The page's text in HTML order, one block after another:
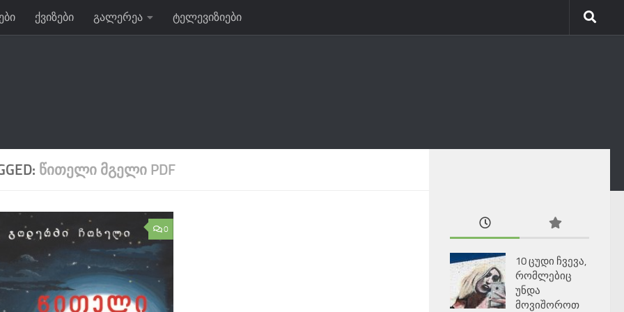
ქვიზები გალერეა ტელევიზიები
ᲬᲘᲗᲔᲚᲘ ᲛᲒᲔᲚᲘ PDF
0
10 ცუდი ჩვევა,
რომლებიც
უნდა
მოვიშოროთ